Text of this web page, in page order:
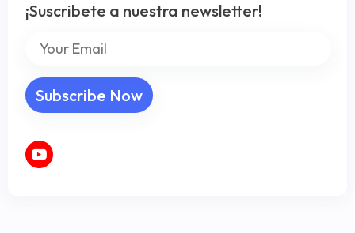
¡Suscribete a nuestra newsletter!